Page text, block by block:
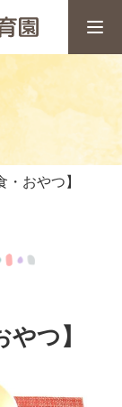
おやつ】
やつ】